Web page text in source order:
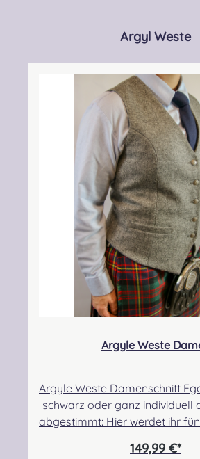
Argyl Weste
Argyle Weste
Argyle Weste Damenschnitt
schwarz oder ganz individuell
abgestimmt: Hier werdet ihr
ganz individuell beraten. Wählt
149,99 €*